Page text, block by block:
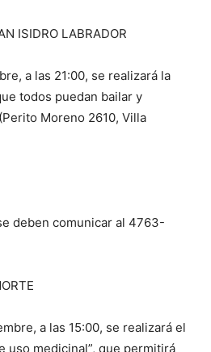
ISIDRO LABRADOR
a las 21:00, se realizará la
todos puedan bailar y
Moreno 2610, Villa
deben comunicar al 4763-
a las 15:00, se realizará el
uso medicinal”, que permitirá